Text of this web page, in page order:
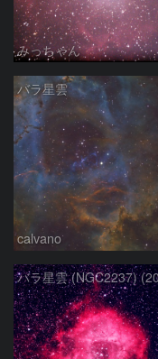
みっちゃん
バラ星雲
calvano